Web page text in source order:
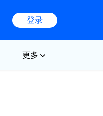
登录
更多